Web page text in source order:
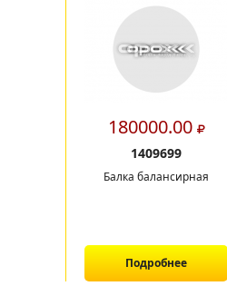
180000.00
1409699
Балка балансирная
Подробнее